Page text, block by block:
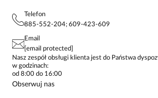
KONTAKTY
POLITYKA PRYWATNOŚCI
STREFA STAŁEGO KLIENTA
KOSZULE DAMSKIE
SPODNIE DAMSKIE
ŻAKIETY I MARYNARKI
SWETRY
BLUZY
Telefon
885-552-204; 609-423-609
Email
[email protected]
Nasz zespół obsługi klienta jest do Państwa
w godzinach:
od 8:00 do 16:00
Obserwuj nas